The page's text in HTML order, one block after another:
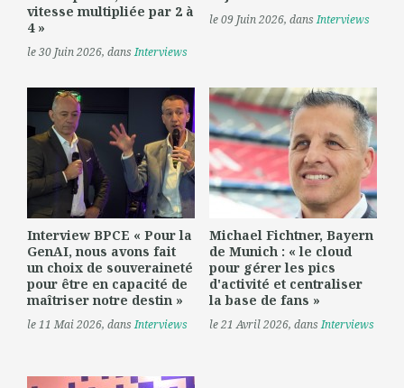
vitesse multipliée par 2 à
4 »
le 30 Juin 2026, dansInterviews
le 09 Juin 2026, dansInterviews
Interview BPCE « Pour la
GenAI, nous avons fait
un choix de souveraineté
pour être en capacité de
maîtriser notre destin »
le 11 Mai 2026, dansInterviews
Michael Fichtner, Bayern
de Munich : « le cloud
pour gérer les pics
d'activité et centraliser
la base de fans »
le 21 Avril 2026, dansInterviews